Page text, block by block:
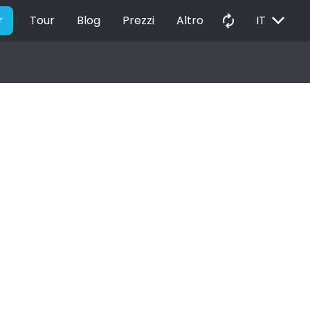
Tour Blog Prezzi Altro autorenew IT EXPAND_MORE